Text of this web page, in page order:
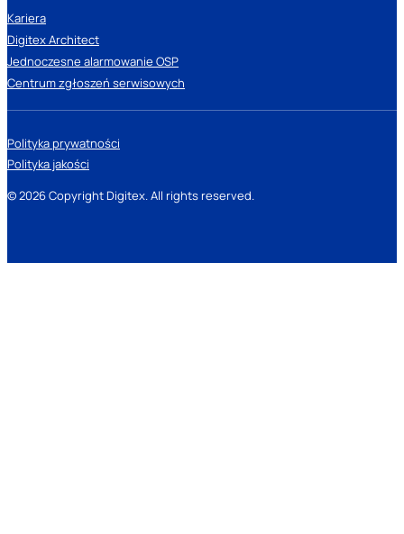
Kariera
Digitex Architect
Jednoczesne alarmowanie OSP
Centrum zgłoszeń serwisowych
© 2026 Copyright Digitex. All rights reserved.
Polityka prywatności
Polityka jakości